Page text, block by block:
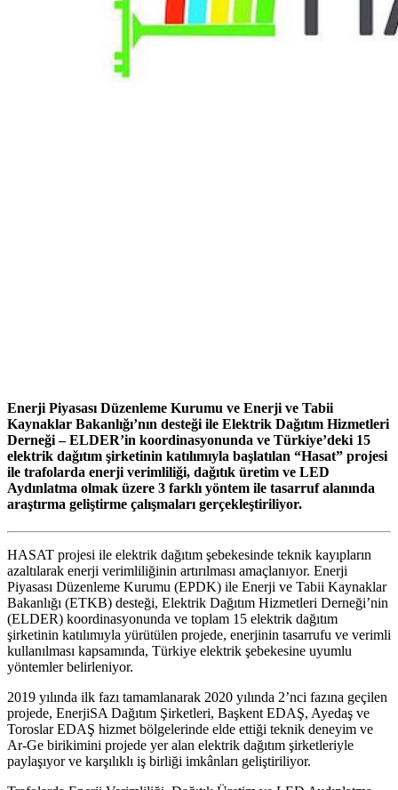
Enerji Piyasası Düzenleme Kurumu ve Enerji ve Tabii
Kaynaklar Bakanlığı’nın desteği ile Elektrik Dağıtım Hizmetleri
Derneği – ELDER’in koordinasyonunda ve Türkiye’deki 15
elektrik dağıtım şirketinin katılımıyla başlatılan “Hasat” projesi
ile trafolarda enerji verimliliği, dağıtık üretim ve LED
Aydınlatma olmak üzere 3 farklı yöntem ile tasarruf alanında
araştırma geliştirme çalışmaları gerçekleştiriliyor.
HASAT projesi ile elektrik dağıtım şebekesinde teknik kayıpların
azaltılarak enerji verimliliğinin artırılması amaçlanıyor. Enerji
Piyasası Düzenleme Kurumu (EPDK) ile Enerji ve Tabii Kaynaklar
Bakanlığı (ETKB) desteği, Elektrik Dağıtım Hizmetleri Derneği’nin
(ELDER) koordinasyonunda ve toplam 15 elektrik dağıtım
şirketinin katılımıyla yürütülen projede, enerjinin tasarrufu ve verimli
kullanılması kapsamında, Türkiye elektrik şebekesine uyumlu
yöntemler belirleniyor.
2019 yılında ilk fazı tamamlanarak 2020 yılında 2’nci fazına geçilen
projede, EnerjiSA Dağıtım Şirketleri, Başkent EDAŞ, Ayedaş ve
Toroslar EDAŞ hizmet bölgelerinde elde ettiği teknik deneyim ve
Ar-Ge birikimini projede yer alan elektrik dağıtım şirketleriyle
paylaşıyor ve karşılıklı iş birliği imkânları geliştiriliyor.